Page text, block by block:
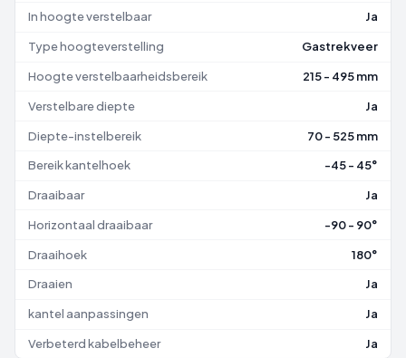
In hoogte verstelbaar Ja
Type hoogteverstelling Gastrekveer
Hoogte verstelbaarheidsbereik 215 - 495 mm
Verstelbare diepte Ja
Diepte-instelbereik 70 - 525 mm
Bereik kantelhoek -45 - 45°
Draaibaar Ja
Horizontaal draaibaar -90 - 90°
Draaihoek 180°
Draaien Ja
kantel aanpassingen Ja
Verbeterd kabelbeheer Ja